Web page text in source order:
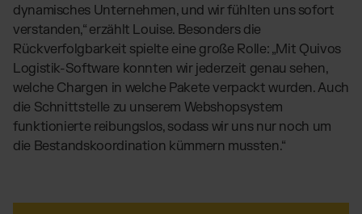
dynamisches Unternehmen, und wir fühlten uns sofort
verstanden,“ erzählt Louise. Besonders die
Rückverfolgbarkeit spielte eine große Rolle: „Mit Quivos
Logistik-Software konnten wir jederzeit genau sehen,
welche Chargen in welche Pakete verpackt wurden. Auch
die Schnittstelle zu unserem Webshopsystem
funktionierte reibungslos, sodass wir uns nur noch um
die Bestandskoordination kümmern mussten.“